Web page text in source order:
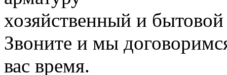
хозяйственный и
Звоните и мы
вас время.